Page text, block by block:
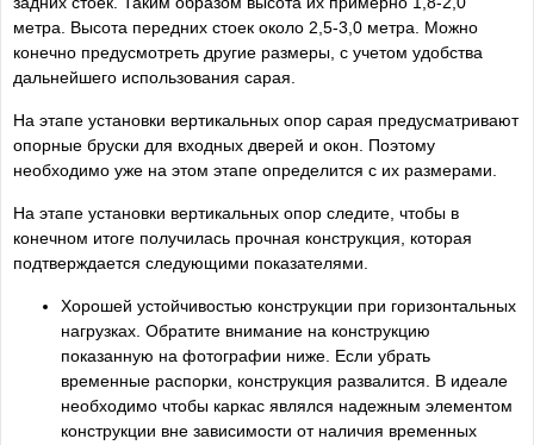
метра. Высота передних стоек около 2,5-3,0 метра. Можно
конечно предусмотреть другие размеры, с учетом удобства
дальнейшего использования сарая.
На этапе установки вертикальных опор сарая предусматривают
опорные бруски для входных дверей и окон. Поэтому
необходимо уже на этом этапе определится с их размерами.
На этапе установки вертикальных опор следите, чтобы в
конечном итоге получилась прочная конструкция, которая
подтверждается следующими показателями.
Хорошей устойчивостью конструкции при горизонтальных
нагрузках. Обратите внимание на конструкцию
показанную на фотографии ниже. Если убрать
временные распорки, конструкция развалится. В идеале
необходимо чтобы каркас являлся надежным элементом
конструкции вне зависимости от наличия временных